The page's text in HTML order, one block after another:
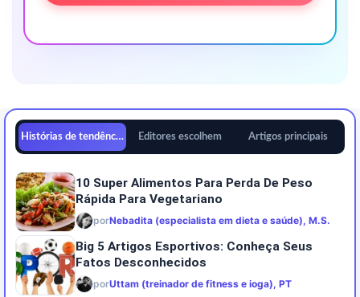
Histórias de tendências Editores escolhem Artigos principais
10 Super Alimentos Para Perda De Peso
Rápida Para Vegetariano
porNebadita (especialista em dieta e saúde), M.S.
Big 5 Artigos Esportivos: Conheça Seus
Fatos Desconhecidos
porUttam (treinador de fitness e ioga), PT